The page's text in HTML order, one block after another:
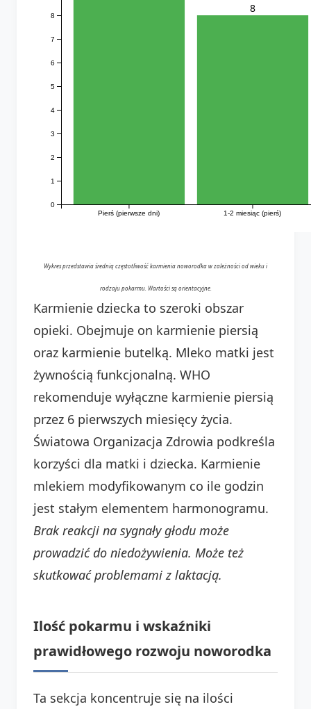
Pierś (pierwsze dni) 1-2 miesiąc (pierś)
0
1
2
3
4
5
6
7
8
8
Wykres przedstawia średnią częstotliwość karmienia noworodka w zależności od wieku i
rodzaju pokarmu. Wartości są orientacyjne.
Karmienie dziecka to szeroki obszar
opieki. Obejmuje on karmienie piersią
oraz karmienie butelką. Mleko matki jest
żywnością funkcjonalną. WHO
rekomenduje wyłączne karmienie piersią
przez 6 pierwszych miesięcy życia.
Światowa Organizacja Zdrowia podkreśla
korzyści dla matki i dziecka. Karmienie
mlekiem modyfikowanym co ile godzin
jest stałym elementem harmonogramu.
Brak reakcji na sygnały głodu może
prowadzić do niedożywienia. Może też
skutkować problemami z laktacją.
Ilość pokarmu i wskaźniki
prawidłowego rozwoju noworodka
Ta sekcja koncentruje się na ilości